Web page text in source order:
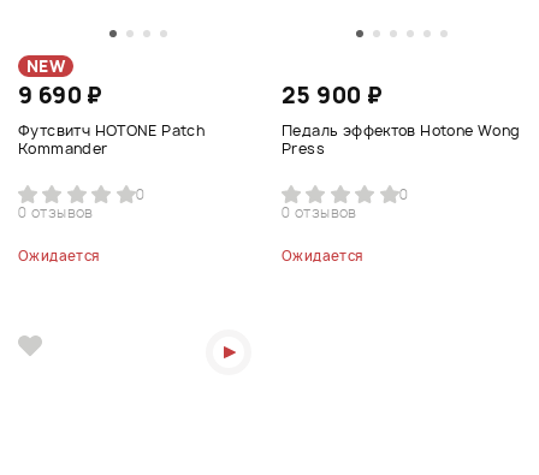
NEW
9 690 ₽
Футсвитч HOTONE Patch
Kommander
0
0 отзывов
Ожидается
25 900 ₽
Педаль эффектов Hotone Wong
Press
0
0 отзывов
Ожидается